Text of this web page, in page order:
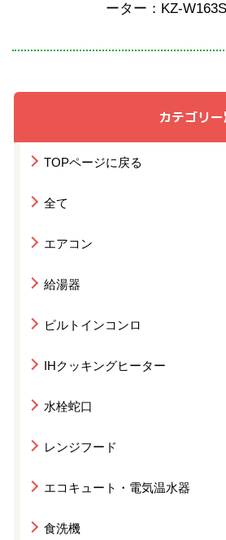
カテゴリ
TOPページに戻る
全て
エアコン
給湯器
ビルトインコンロ
IHクッキングヒーター
水栓蛇口
レンジフード
エコキュート・電気温水器
食洗機
ーター：KZ-W163S